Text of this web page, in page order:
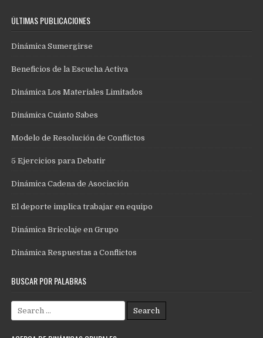
ÚLTIMAS PUBLICACIONES
Dinámica Sumergirse
Beneficios de la Escucha Activa
Dinámica Los Materiales Limitados
Dinámica Cuánto Sabes
Modelo de Resolución de Conflictos
5 Ejercicios para Debatir
Dinámica Cadena de Asociación
El deporte implica trabajar en equipo
Dinámica Bricolaje en Grupo
Dinámica Respuestas a Conflictos
BUSCAR POR PALABRAS
Search
for: